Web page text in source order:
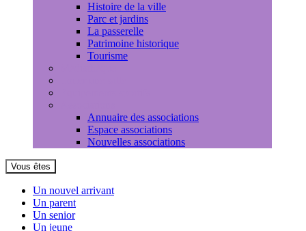
Histoire de la ville
Parc et jardins
La passerelle
Patrimoine historique
Tourisme
Annuaire des associations
Espace associations
Nouvelles associations
Vous êtes
Un nouvel arrivant
Un parent
Un senior
Un jeune